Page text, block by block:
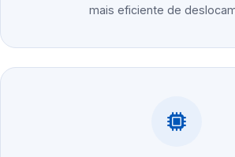
mais eficiente de